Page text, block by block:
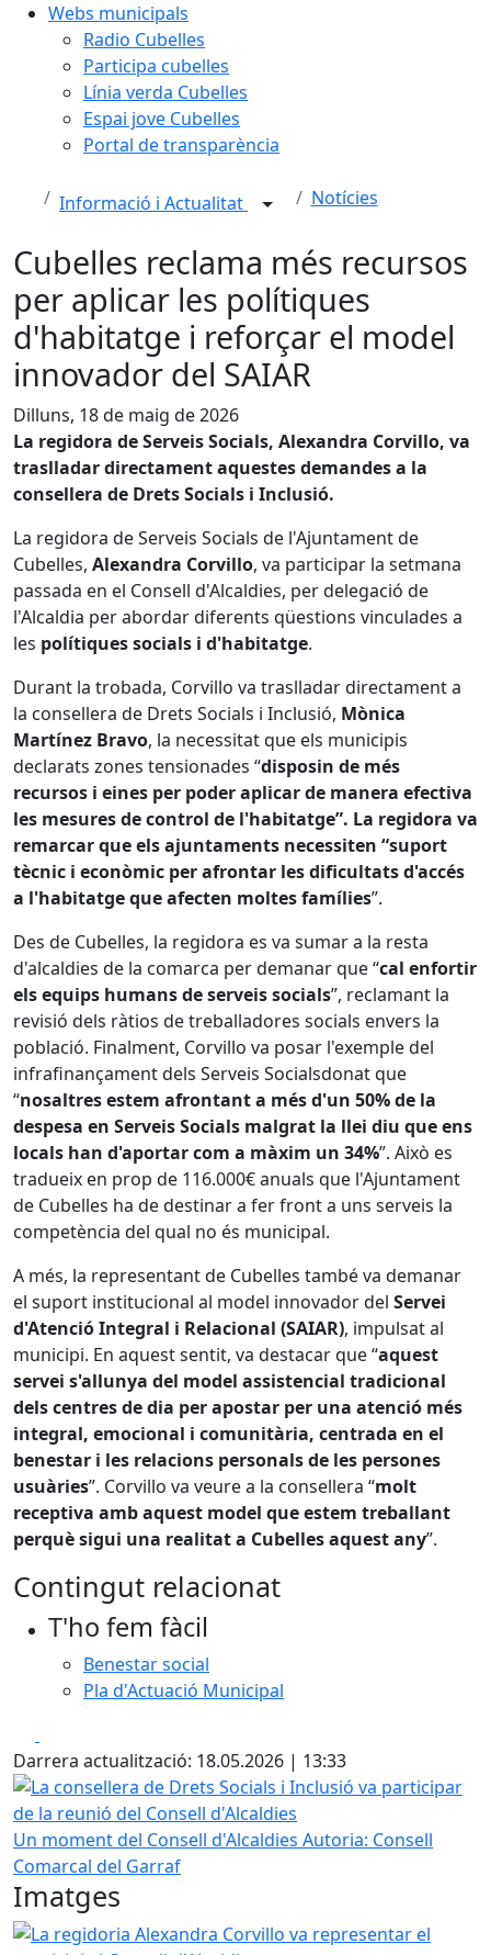
Webs municipals
Radio Cubelles
Participa cubelles
Línia verda Cubelles
Espai jove Cubelles
Portal de transparència
Informació i Actualitat Notícies
Cubelles reclama més recursos
per aplicar les polítiques
d'habitatge i reforçar el model
innovador del SAIAR
Dilluns, 18 de maig de 2026
La regidora de Serveis Socials, Alexandra Corvillo, va
traslladar directament aquestes demandes a la
consellera de Drets Socials i Inclusió.
La regidora de Serveis Socials de l'Ajuntament de
Cubelles, Alexandra Corvillo, va participar la setmana
passada en el Consell d'Alcaldies, per delegació de
l'Alcaldia per abordar diferents qüestions vinculades a
les polítiques socials i d'habitatge.
Durant la trobada, Corvillo va traslladar directament a
la consellera de Drets Socials i Inclusió, Mònica
Martínez Bravo, la necessitat que els municipis
declarats zones tensionades “disposin de més
recursos i eines per poder aplicar de manera efectiva
les mesures de control de l'habitatge”. La regidora va
remarcar que els ajuntaments necessiten “suport
tècnic i econòmic per afrontar les dificultats d'accés
a l'habitatge que afecten moltes famílies”.
Des de Cubelles, la regidora es va sumar a la resta
d'alcaldies de la comarca per demanar que “cal enfortir
els equips humans de serveis socials”, reclamant la
revisió dels ràtios de treballadores socials envers la
població. Finalment, Corvillo va posar l'exemple del
infrafinançament dels Serveis Socialsdonat que
“nosaltres estem afrontant a més d'un 50% de la
despesa en Serveis Socials malgrat la llei diu que ens
locals han d'aportar com a màxim un 34%”. Això es
tradueix en prop de 116.000€ anuals que l'Ajuntament
de Cubelles ha de destinar a fer front a uns serveis la
competència del qual no és municipal.
A més, la representant de Cubelles també va demanar
el suport institucional al model innovador del Servei
d'Atenció Integral i Relacional (SAIAR), impulsat al
municipi. En aquest sentit, va destacar que “aquest
servei s'allunya del model assistencial tradicional
dels centres de dia per apostar per una atenció més
integral, emocional i comunitària, centrada en el
benestar i les relacions personals de les persones
usuàries”. Corvillo va veure a la consellera “molt
receptiva amb aquest model que estem treballant
perquè sigui una realitat a Cubelles aquest any”.
Contingut relacionat
T'ho fem fàcil
Benestar social
Pla d'Actuació Municipal
Darrera actualització: 18.05.2026 | 13:33
La consellera de Drets Socials i Inclusió va participar de
Un moment del Consell d'Alcaldies Autoria: Consell
Comarcal del Garraf
Imatges
La regidoria Alexandra Corvillo va representar el municipi